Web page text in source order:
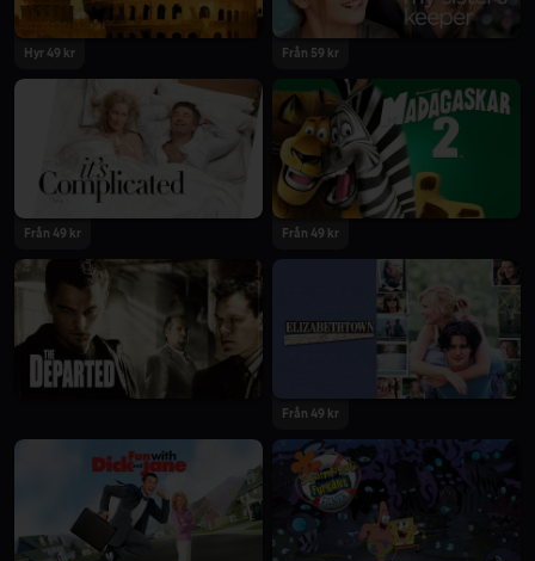
Hyr 49 kr Från 59 kr
Från 49 kr Från 49 kr
Från 49 kr